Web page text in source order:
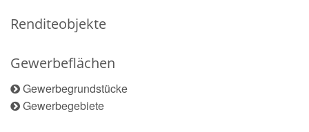
Renditeobjekte
Gewerbeflächen
Gewerbegrundstücke
Gewerbegebiete